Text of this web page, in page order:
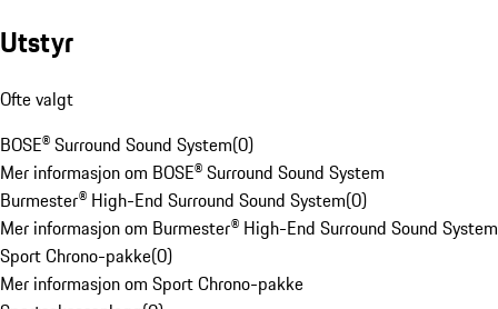
Utstyr
Ofte valgt
BOSE® Surround Sound System(0)
Mer informasjon om BOSE® Surround Sound System
Burmester® High-End Surround Sound System(0)
Mer informasjon om Burmester® High-End Surround Sound System
Sport Chrono-pakke(0)
Mer informasjon om Sport Chrono-pakke